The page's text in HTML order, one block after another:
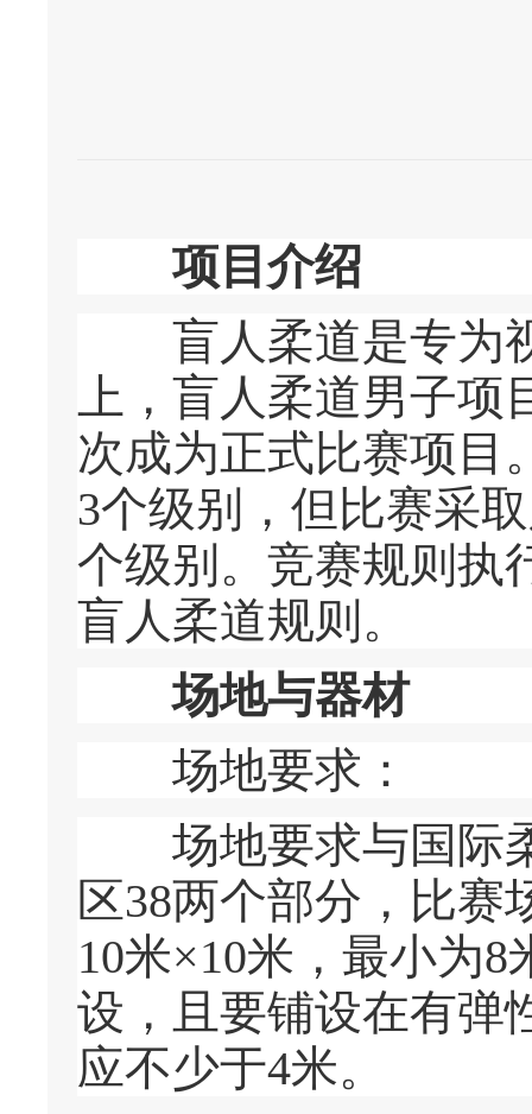
项目介绍
盲人柔道是专为视
上，盲人柔道男子
次成为正式比赛项目
3个级别，但比赛采
个级别。竞赛规则执
盲人柔道规则。
场地与器材
场地要求：
场地要求与国际柔
区38两个部分，比赛
10米×10米，最小为
设，且要铺设在有弹
应不少于4米。